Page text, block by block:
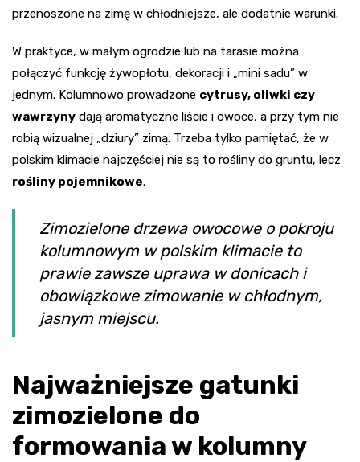
przenoszone na zimę w chłodniejsze, ale dodatnie warunki.
W praktyce, w małym ogrodzie lub na tarasie można
połączyć funkcję żywopłotu, dekoracji i „mini sadu” w
jednym. Kolumnowo prowadzone cytrusy, oliwki czy
wawrzyny dają aromatyczne liście i owoce, a przy tym nie
robią wizualnej „dziury” zimą. Trzeba tylko pamiętać, że w
polskim klimacie najczęściej nie są to rośliny do gruntu, lecz
rośliny pojemnikowe.
Zimozielone drzewa owocowe o pokroju
kolumnowym w polskim klimacie to
prawie zawsze uprawa w donicach i
obowiązkowe zimowanie w chłodnym,
jasnym miejscu.
Najważniejsze gatunki
zimozielone do
formowania w kolumny